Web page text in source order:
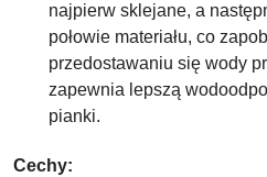
najpierw sklejane, a
połowie materiału, co
przedostawaniu się wody
zapewnia lepszą
pianki.
Cechy: